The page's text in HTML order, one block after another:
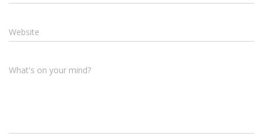
Website
What's on your mind?